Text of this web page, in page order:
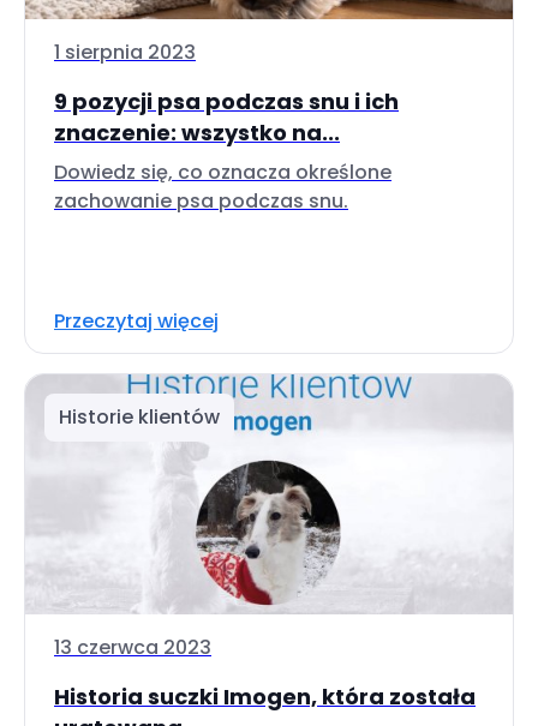
1 sierpnia 2023
9 pozycji psa podczas snu i ich
znaczenie: wszystko na...
Dowiedz się, co oznacza określone
zachowanie psa podczas snu.
Przeczytaj więcej
Historie klientów
13 czerwca 2023
Historia suczki Imogen, która została